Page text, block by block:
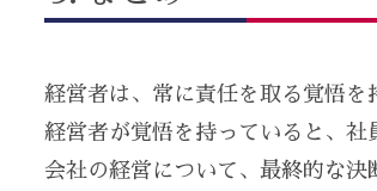
経営者は、常に責任を取る覚悟を
経営者が覚悟を持っていると、社
会社の経営について、最終的な